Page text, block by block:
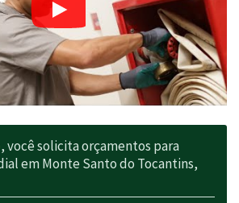
, você solicita orçamentos para
em Monte Santo do Tocantins,